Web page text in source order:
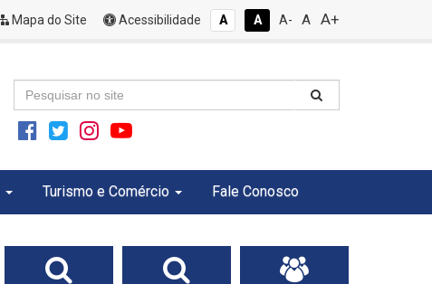
Mapa do Site Acessibilidade A A A- A A+
Turismo e Comércio Fale Conosco